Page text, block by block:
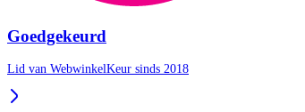
Goedgekeurd
Lid van WebwinkelKeur sinds 2018